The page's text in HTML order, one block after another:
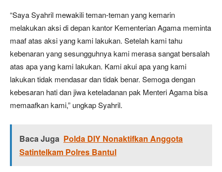
“Saya Syahril mewakili teman-teman yang kemarin
melakukan aksi di depan kantor Kementerian Agama meminta
maaf atas aksi yang kami lakukan. Setelah kami tahu
kebenaran yang sesungguhnya kami merasa sangat bersalah
atas apa yang kami lakukan. Kami akui apa yang kami
lakukan tidak mendasar dan tidak benar. Semoga dengan
kebesaran hati dan jiwa keteladanan pak Menteri Agama bisa
memaafkan kami,” ungkap Syahril.
Baca Juga Polda DIY Nonaktifkan Anggota
Satintelkam Polres Bantul